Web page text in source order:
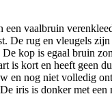
een vaalbruin
De rug en vleugels
kop is egaal bruin
is kort en heeft geen
en nog niet volledig
iris is donker met een